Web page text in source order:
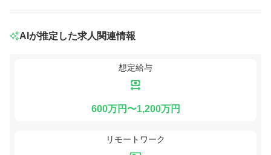
AIが推定した求人関連情報
想定給与
600万円〜1,200万円
リモートワーク